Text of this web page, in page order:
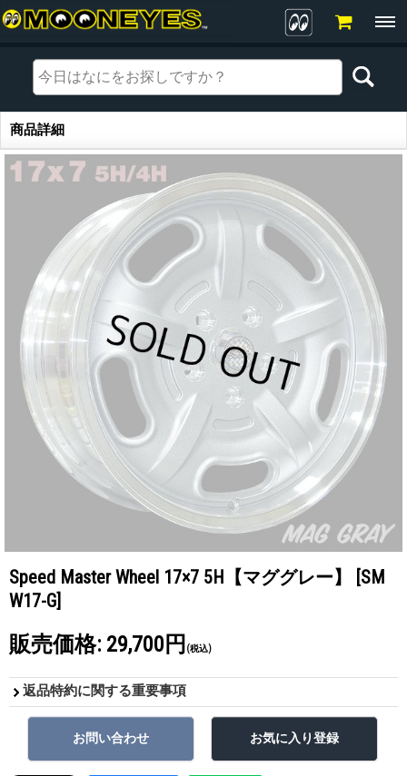
商品詳細
商品詳細
Speed Master Wheel 17×7 5H【マググレー】
[SM
W17-G]
販売価格: 29,700円 (税込)
返品特約に関する重要事項